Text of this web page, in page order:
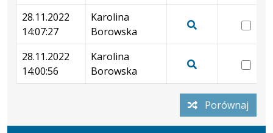
dnia
07.12.2022
wersji
dnia
07.12.2022
13:20:47
28.11.2022
14:07:27
Karolina
Borowska
wersji
z
dnia
28.11.2022
14:07:27
28.11.2022
14:00:56
Karolina
Borowska
podgląd
wersji
z
Porównaj